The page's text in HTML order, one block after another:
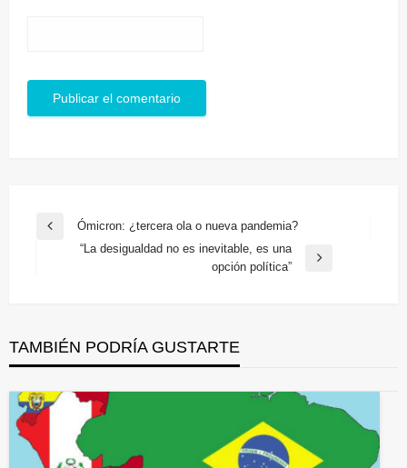
Navegación
Entrada
Ómicron: ¿tercera ola o nueva pandemia?
“La desigualdad no es inevitable, es una
opción política”
TAMBIÉN PODRÍA GUSTARTE